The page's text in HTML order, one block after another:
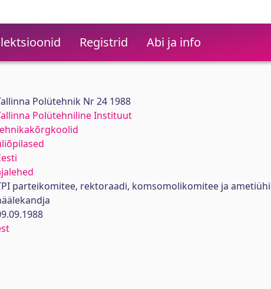
Registrid Abi ja info
Polütehnik Nr 24 1988
Polütehniline Instituut
parteikomitee, rektoraadi, komsomolikomitee ja